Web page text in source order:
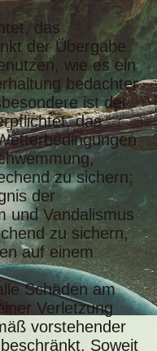
das
der Übergabe
wie es ein
bedachter
ist der
das
zu sichern;
der
und Vandalismus
zu sichern,
auf einem
Schäden am
Verletzung
vorstehender
Soweit